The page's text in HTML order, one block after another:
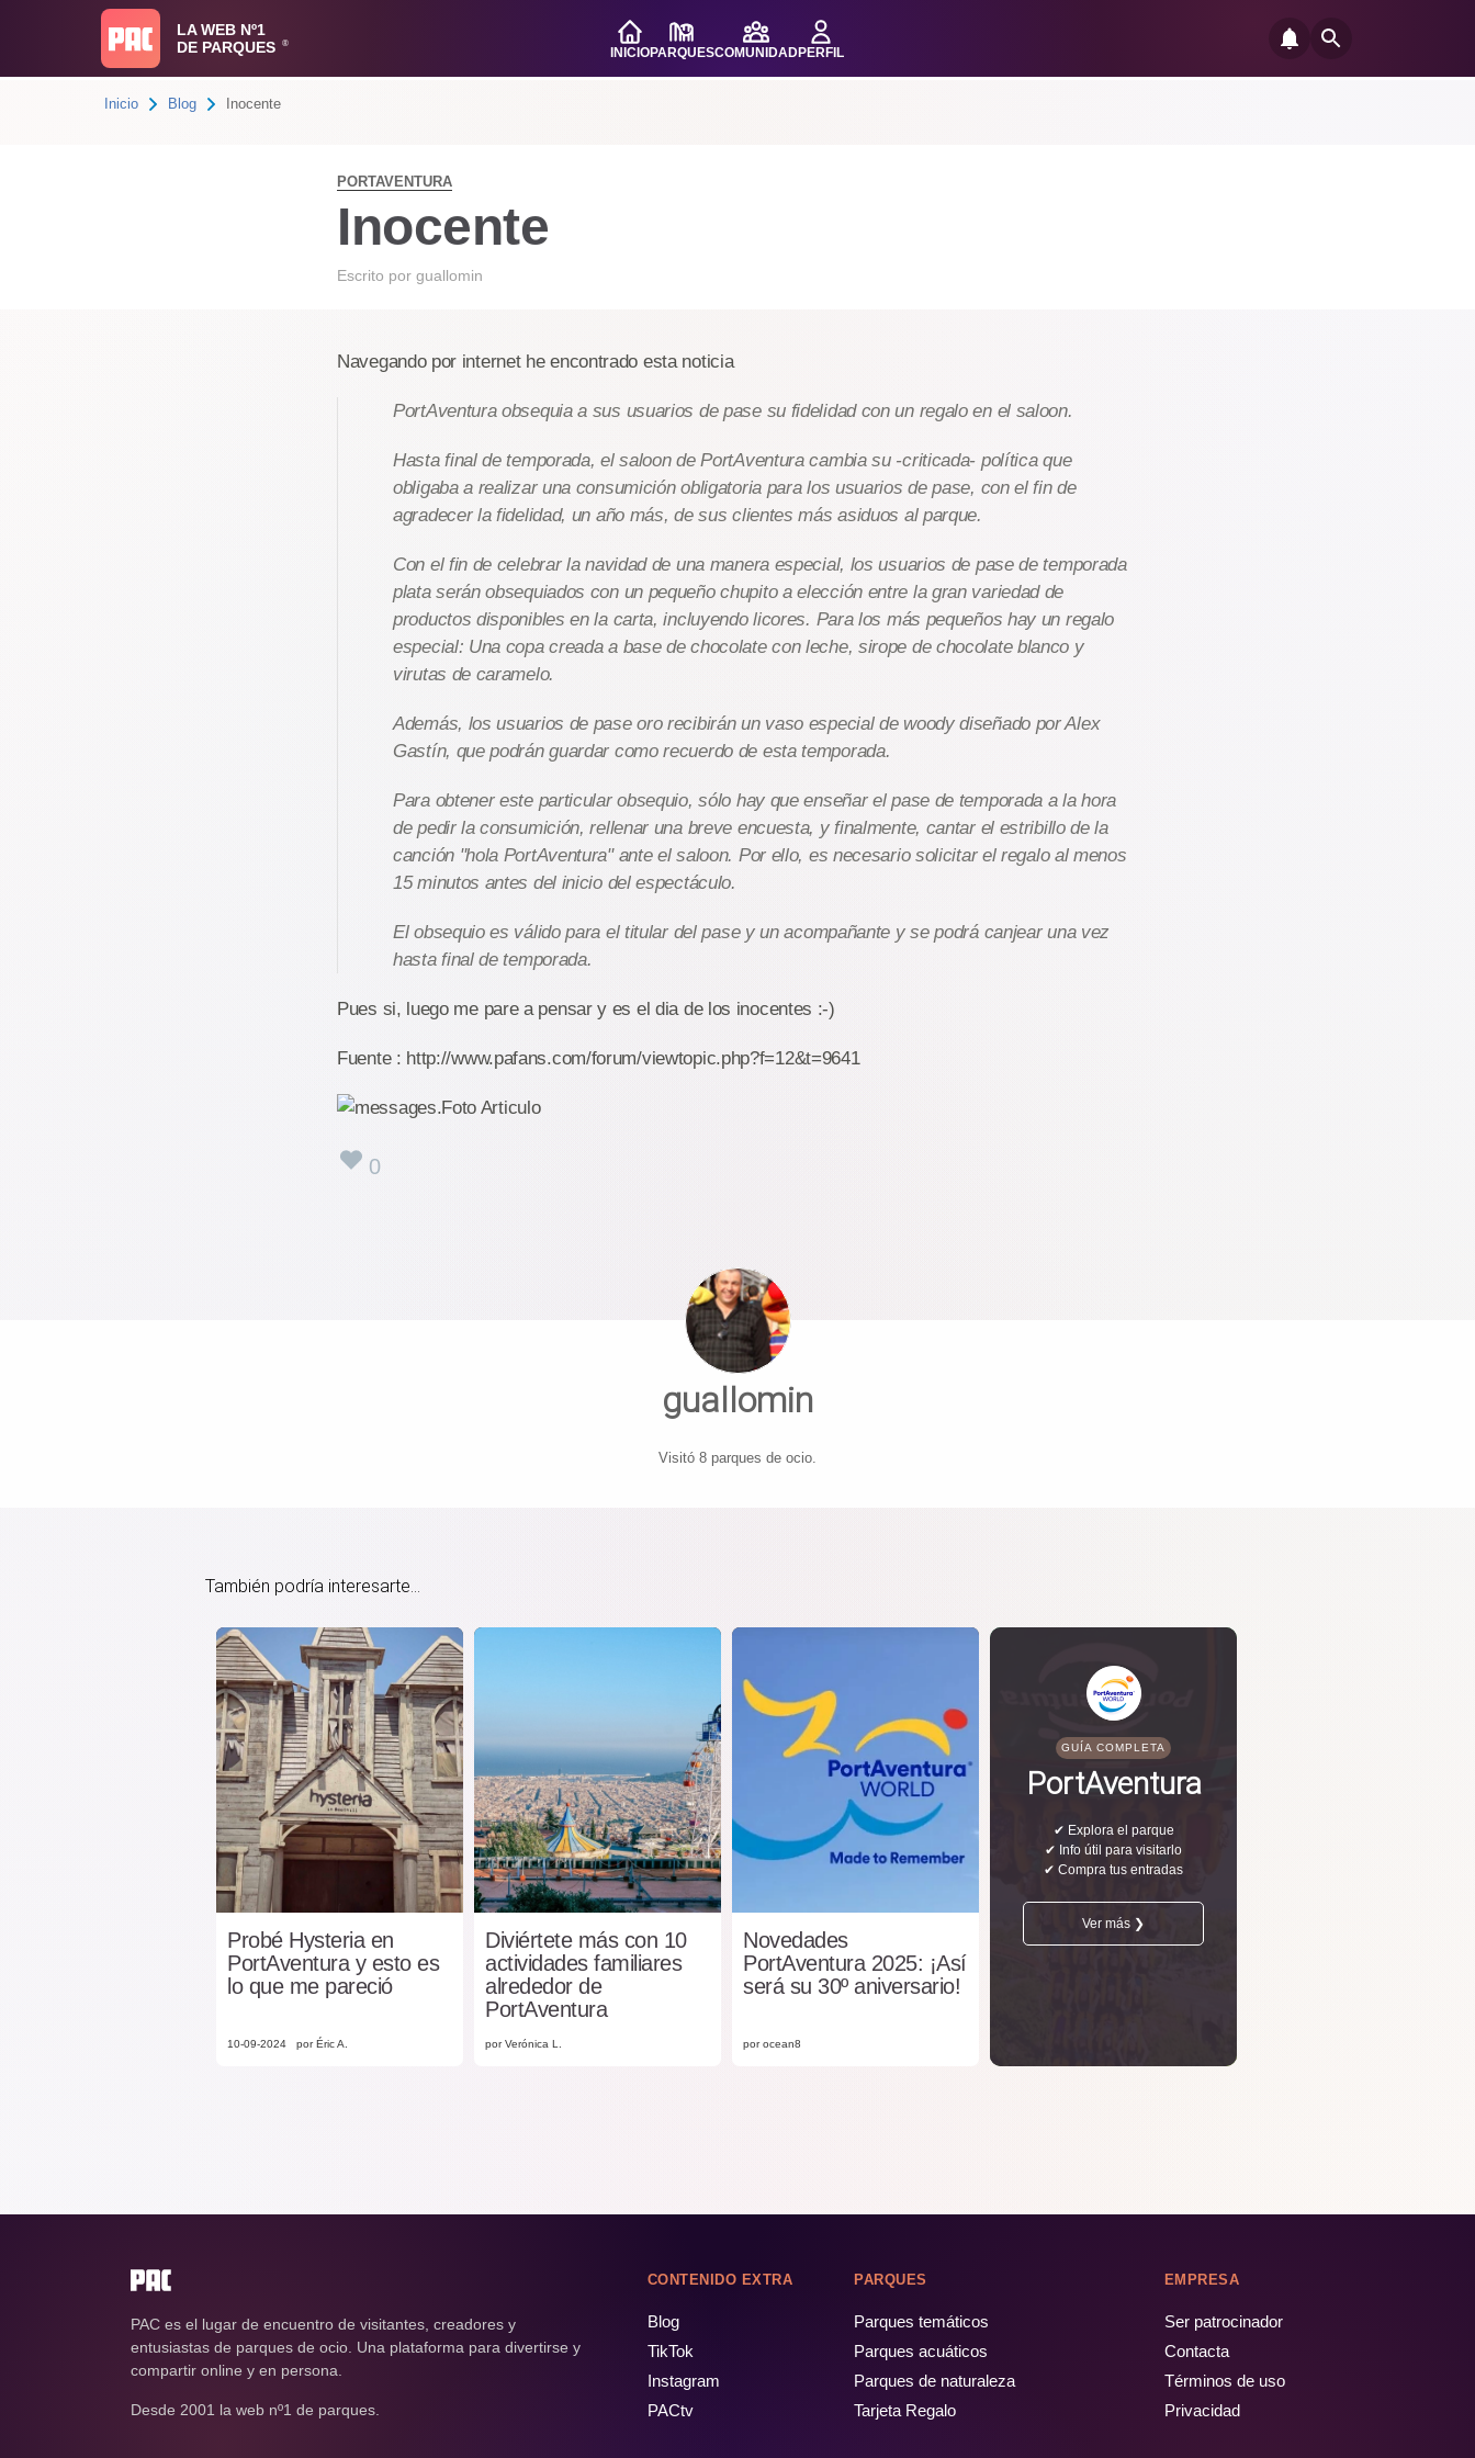
LA WEB Nº1
DE PARQUES
®
INICIOPARQUESCOMUNIDADPERFIL
Inicio Blog Inocente
PORTAVENTURA
Inocente
Escrito por guallomin
Navegando por internet he encontrado esta noticia
PortAventura obsequia a sus usuarios de pase su fidelidad con un regalo en el saloon.
Hasta final de temporada, el saloon de PortAventura cambia su -criticada- política que
obligaba a realizar una consumición obligatoria para los usuarios de pase, con el fin de
agradecer la fidelidad, un año más, de sus clientes más asiduos al parque.
Con el fin de celebrar la navidad de una manera especial, los usuarios de pase de temporada
plata serán obsequiados con un pequeño chupito a elección entre la gran variedad de
productos disponibles en la carta, incluyendo licores. Para los más pequeños hay un regalo
especial: Una copa creada a base de chocolate con leche, sirope de chocolate blanco y
virutas de caramelo.
Además, los usuarios de pase oro recibirán un vaso especial de woody diseñado por Alex
Gastín, que podrán guardar como recuerdo de esta temporada.
Para obtener este particular obsequio, sólo hay que enseñar el pase de temporada a la hora
de pedir la consumición, rellenar una breve encuesta, y finalmente, cantar el estribillo de la
canción "hola PortAventura" ante el saloon. Por ello, es necesario solicitar el regalo al menos
15 minutos antes del inicio del espectáculo.
El obsequio es válido para el titular del pase y un acompañante y se podrá canjear una vez
hasta final de temporada.
Pues si, luego me pare a pensar y es el dia de los inocentes :-)
Fuente : http://www.pafans.com/forum/viewtopic.php?f=12&t=9641
0
guallomin
Visitó 8 parques de ocio.
También podría interesarte...
Probé Hysteria en
PortAventura y esto es
lo que me pareció
10-09-2024 por Éric A.
Diviértete más con 10
actividades familiares
alrededor de
PortAventura
por Verónica L.
Novedades
PortAventura 2025: ¡Así
será su 30º aniversario!
por ocean8
GUÍA COMPLETA
PortAventura
✔ Explora el parque
✔ Info útil para visitarlo
✔ Compra tus entradas
Ver más ❯
PAC es el lugar de encuentro de visitantes, creadores y
entusiastas de parques de ocio. Una plataforma para divertirse y
compartir online y en persona.
Desde 2001 la web nº1 de parques.
CONTENIDO EXTRA
Blog
TikTok
Instagram
PACtv
PARQUES
Parques temáticos
Parques acuáticos
Parques de naturaleza
Tarjeta Regalo
EMPRESA
Ser patrocinador
Contacta
Términos de uso
Privacidad